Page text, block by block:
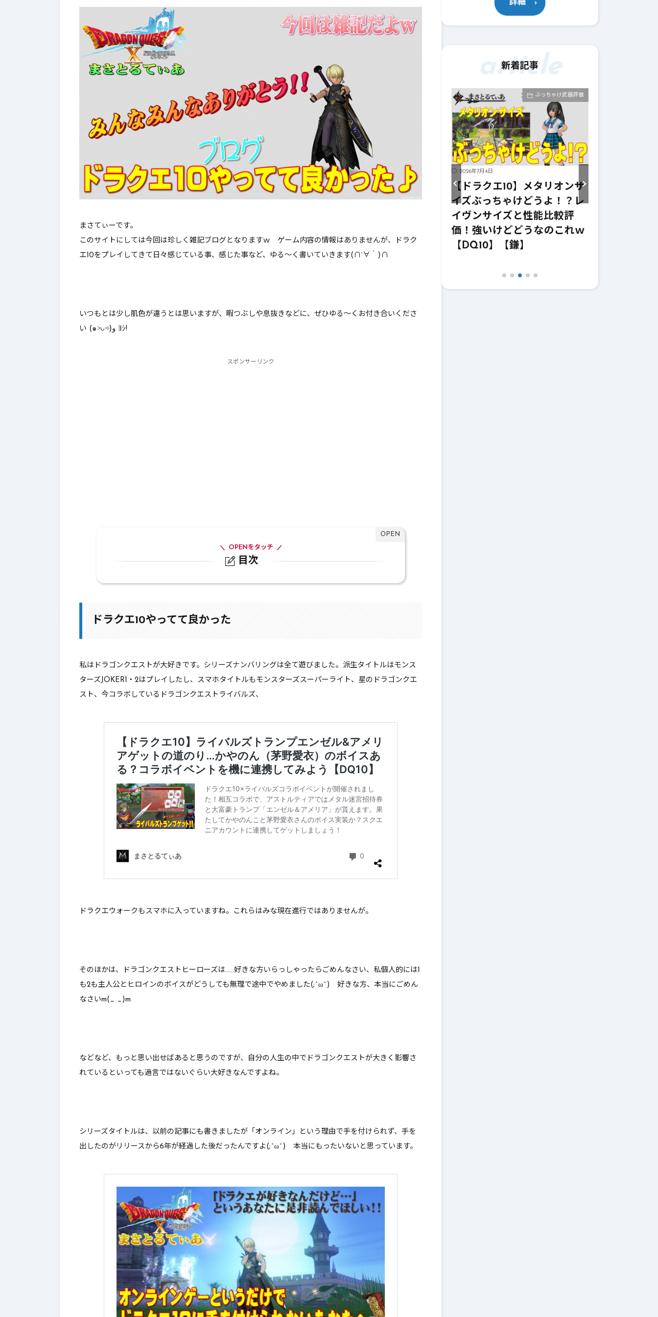
まさてぃーです。
このサイトにしては今回は珍しく雑記ブログとなりますｗ ゲーム内容の情報はありませんが、ドラク
エ10をプレイしてきて日々感じている事、感じた事など、ゆる～く書いていきます(∩´∀｀)∩
いつもとは少し肌色が違うとは思いますが、暇つぶしや息抜きなどに、ぜひゆる～くお付き合いくださ
い (๑˃̵ᴗ˂̵)و ﾖｼ!
スポンサーリンク
目次
OPENをタッチ
1-2. 輪が広がる！
2. 最後に
ドラクエ10やってて良かった
私はドラゴンクエストが大好きです。シリーズナンバリングは全て遊びました。派生タイトルはモンス
ターズJOKER1・2はプレイしたし、スマホタイトルもモンスターズスーパーライト、星のドラゴンクエ
スト、今コラボしているドラゴンクエストライバルズ、
ドラクエウォークもスマホに入っていますね。これらはみな現在進行ではありませんが。
そのほかは、ドラゴンクエストヒーローズは……好きな方いらっしゃったらごめんなさい、私個人的には1
も2も主人公とヒロインのボイスがどうしても無理で途中でやめました(;^ω^) 好きな方、本当にごめん
なさいm(_ _)m
などなど、もっと思い出せばあると思うのですが、自分の人生の中でドラゴンクエストが大きく影響さ
れているといっても過言ではないぐらい大好きなんですよね。
シリーズタイトルは、以前の記事にも書きましたが「オンライン」という理由で手を付けられず、手を
出したのがリリースから6年が経過した後だったんですよ(;^ω^) 本当にもったいないと思っています。
詳細
新着記事
article
【ドラクエ10】レーザーエッ
ジぶっちゃけどうよ！？クリ
んとあのレボルスライサー成
功率が…【DQ10】【ブーメラ
ぶっちゃけ防具装備評価
2026年7月4日
【ドラクエ10】メタリオンシ
ールドぶっちゃけどうよ！？
2026年7月4日
【ドラクエ10】メタリオンガ
ードぶっちゃけどうよ！？輝
【DQ10】
ぶっちゃけ武器評価
2026年7月4日
【ドラクエ10】メタリオンサ
イズぶっちゃけどうよ！？レ
イヴンサイズと性能比較評
価！強いけどどうなのこれｗ
【DQ10】【鎌】